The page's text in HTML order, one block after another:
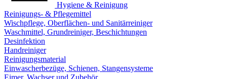
Hygiene & Reinigung
Reinigungs- & Pflegemittel
Wischpflege, Oberflächen- und Sanitärreiniger
Waschmittel, Grundreiniger, Beschichtungen
Desinfektion
Handreiniger
Reinigungsmaterial
Einwascherbezüge, Schienen, Stangensysteme